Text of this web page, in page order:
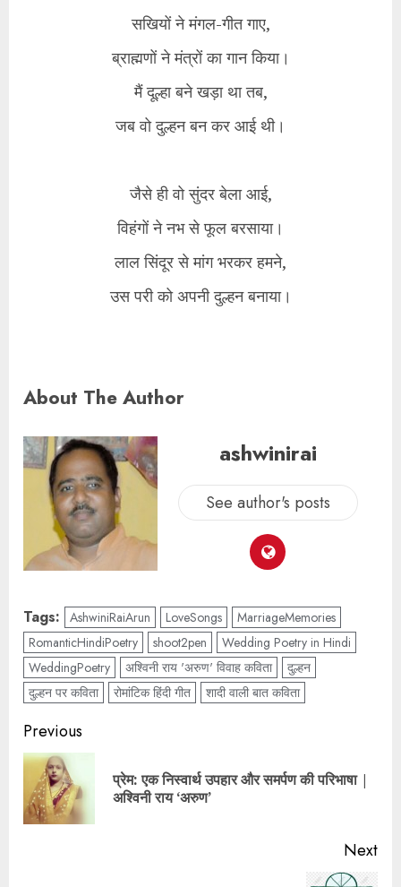
​सखियों ने मंगल-गीत गाए,
ब्राह्मणों ने मंत्रों का गान किया।
मैं दूल्हा बने खड़ा था तब,
जब वो दुल्हन बन कर आई थी।
​जैसे ही वो सुंदर बेला आई,
विहंगों ने नभ से फूल बरसाया।
लाल सिंदूर से मांग भरकर हमने,
उस परी को अपनी दुल्हन बनाया।
About The Author
ashwinirai
See author's posts
Tags: AshwiniRaiArun LoveSongs
MarriageMemories
RomanticHindiPoetry
shoot2pen
Wedding Poetry in Hindi
WeddingPoetry
अश्विनी राय 'अरुण' विवाह कविता
दुल्हन
दुल्हन पर कविता
रोमांटिक हिंदी गीत शादी वाली बात कविता
Previous
प्रेम: एक निस्वार्थ उपहार और समर्पण की परिभाषा |
अश्विनी राय ‘अरुण’
Next